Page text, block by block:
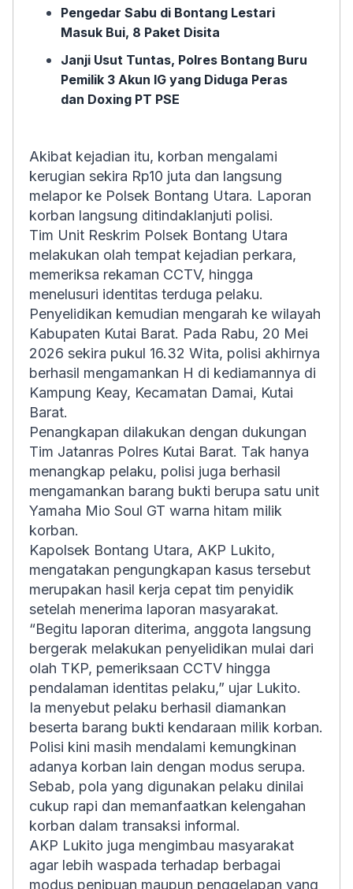
Pengedar Sabu di Bontang Lestari
Masuk Bui, 8 Paket Disita
Janji Usut Tuntas, Polres Bontang Buru
Pemilik 3 Akun IG yang Diduga Peras
dan Doxing PT PSE
Akibat kejadian itu, korban mengalami
kerugian sekira Rp10 juta dan langsung
melapor ke Polsek Bontang Utara. Laporan
korban langsung ditindaklanjuti polisi.
Tim Unit Reskrim Polsek Bontang Utara
melakukan olah tempat kejadian perkara,
memeriksa rekaman CCTV, hingga
menelusuri identitas terduga pelaku.
Penyelidikan kemudian mengarah ke wilayah
Kabupaten Kutai Barat. Pada Rabu, 20 Mei
2026 sekira pukul 16.32 Wita, polisi akhirnya
berhasil mengamankan H di kediamannya di
Kampung Keay, Kecamatan Damai, Kutai
Barat.
Penangkapan dilakukan dengan dukungan
Tim Jatanras Polres Kutai Barat. Tak hanya
menangkap pelaku, polisi juga berhasil
mengamankan barang bukti berupa satu unit
Yamaha Mio Soul GT warna hitam milik
korban.
Kapolsek Bontang Utara, AKP Lukito,
mengatakan pengungkapan kasus tersebut
merupakan hasil kerja cepat tim penyidik
setelah menerima laporan masyarakat.
“Begitu laporan diterima, anggota langsung
bergerak melakukan penyelidikan mulai dari
olah TKP, pemeriksaan CCTV hingga
pendalaman identitas pelaku,” ujar Lukito.
Ia menyebut pelaku berhasil diamankan
beserta barang bukti kendaraan milik korban.
Polisi kini masih mendalami kemungkinan
adanya korban lain dengan modus serupa.
Sebab, pola yang digunakan pelaku dinilai
cukup rapi dan memanfaatkan kelengahan
korban dalam transaksi informal.
AKP Lukito juga mengimbau masyarakat
agar lebih waspada terhadap berbagai
modus penipuan maupun penggelapan yang